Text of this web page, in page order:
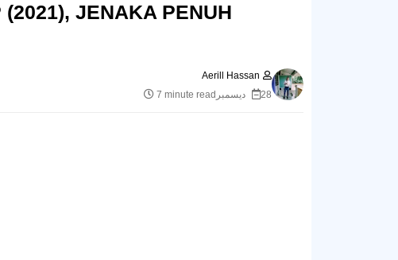
JENAKA PENUH
Aerill Hassan
28 ديسمبر
7 minute read